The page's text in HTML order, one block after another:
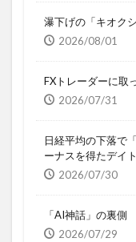
瀑下げの「キオク
2026/08/01
FXトレーダーに取
2026/07/31
日経平均の下落で
ーナスを得たデイ
2026/07/30
「AI神話」の裏側
2026/07/29